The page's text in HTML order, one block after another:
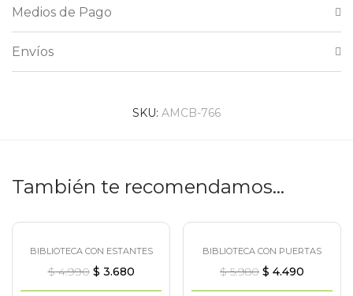
Medios de Pago
Envíos
SKU: AMCB-766
También te recomendamos…
¡Oferta!
BIBLIOTECA CON ESTANTES
$4.990 $ 3.680
¡Oferta!
BIBLIOTECA CON PUERTAS
$5.980 $ 4.490